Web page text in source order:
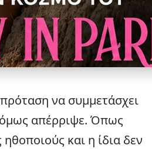
να συμμετάσχει
απέρριψε. Όπως
και η ίδια δεν